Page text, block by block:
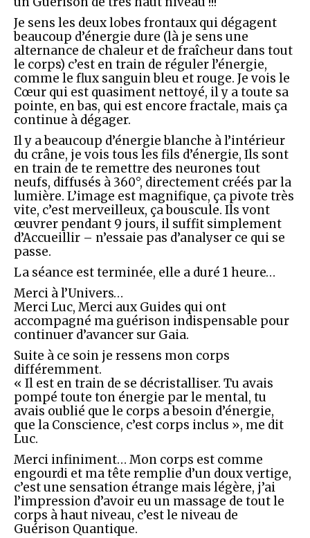
Je sens les deux lobes frontaux qui dégagent
beaucoup d’énergie dure (là je sens une
alternance de chaleur et de fraîcheur dans tout
le corps) c’est en train de réguler l’énergie,
comme le flux sanguin bleu et rouge. Je vois le
Cœur qui est quasiment nettoyé, il y a toute sa
pointe, en bas, qui est encore fractale, mais ça
continue à dégager.
Il y a beaucoup d’énergie blanche à l’intérieur
du crâne, je vois tous les fils d’énergie, Ils sont
en train de te remettre des neurones tout
neufs, diffusés à 360°, directement créés par la
lumière. L’image est magnifique, ça pivote très
vite, c’est merveilleux, ça bouscule. Ils vont
œuvrer pendant 9 jours, il suffit simplement
d’Accueillir – n’essaie pas d’analyser ce qui se
passe.
La séance est terminée, elle a duré 1 heure…
Merci à l’Univers…
Merci Luc, Merci aux Guides qui ont
accompagné ma guérison indispensable pour
continuer d’avancer sur Gaia.
Suite à ce soin je ressens mon corps
différemment.
« Il est en train de se décristalliser. Tu avais
pompé toute ton énergie par le mental, tu
avais oublié que le corps a besoin d’énergie,
que la Conscience, c’est corps inclus », me dit
Luc.
Merci infiniment… Mon corps est comme
engourdi et ma tête remplie d’un doux vertige,
c’est une sensation étrange mais légère, j’ai
l’impression d’avoir eu un massage de tout le
corps à haut niveau, c’est le niveau de
Guérison Quantique.